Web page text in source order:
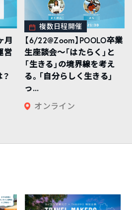
月
営
複数日程開催
【6/22@Zoom】POOLO卒業
生座談会〜「はたらく」と
「生きる」の境界線を考え
る。「自分らしく生きる」
っ...
オンライン